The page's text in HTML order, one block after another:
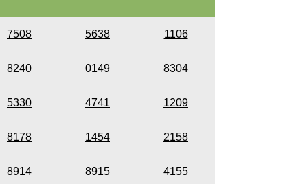
7508 5638 1106
8240 0149 8304
5330 4741 1209
8178 1454 2158
8914 8915 4155